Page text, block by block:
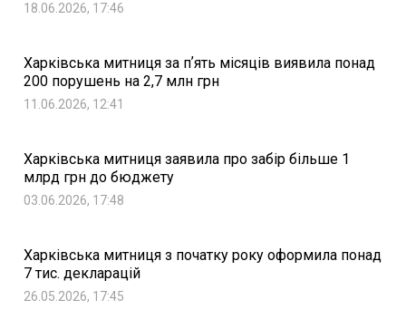
18.06.2026, 17:46
Харківська митниця за пʼять місяців виявила понад
200 порушень на 2,7 млн грн
11.06.2026, 12:41
Харківська митниця заявила про забір більше 1
млрд грн до бюджету
03.06.2026, 17:48
Харківська митниця з початку року оформила понад
7 тис. декларацій
26.05.2026, 17:45